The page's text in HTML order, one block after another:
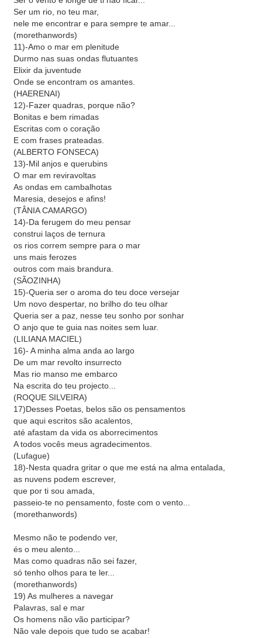
Ser um rio, no teu mar,
nele me encontrar e para sempre te amar...
(morethanwords)
11)-Amo o mar em plenitude
Durmo nas suas ondas flutuantes
Elixir da juventude
Onde se encontram os amantes.
(HAERENAI)
12)-Fazer quadras, porque não?
Bonitas e bem rimadas
Escritas com o coração
E com frases prateadas.
(ALBERTO FONSECA)
13)-Mil anjos e querubins
O mar em reviravoltas
As ondas em cambalhotas
Maresia, desejos e afins!
(TÂNIA CAMARGO)
14)-Da ferugem do meu pensar
construi laços de ternura
os rios correm sempre para o mar
uns mais ferozes
outros com mais brandura.
(SÃOZINHA)
15)-Queria ser o aroma do teu doce versejar
Um novo despertar, no brilho do teu olhar
Queria ser a paz, nesse teu sonho por sonhar
O anjo que te guia nas noites sem luar.
(LILIANA MACIEL)
16)- A minha alma anda ao largo
De um mar revolto insurrecto
Mas rio manso me embarco
Na escrita do teu projecto...
(ROQUE SILVEIRA)
17)Desses Poetas, belos são os pensamentos
que aqui escritos são acalentos,
até afastam da vida os aborrecimentos
A todos vocês meus agradecimentos.
(Lufague)
18)-Nesta quadra gritar o que me está na alma entalada,
as nuvens podem escrever,
que por ti sou amada,
passeio-te no pensamento, foste com o vento...
(morethanwords)
Mesmo não te podendo ver,
és o meu alento...
Mas como quadras não sei fazer,
só tenho olhos para te ler...
(morethanwords)
19) As mulheres a navegar
Palavras, sal e mar
Os homens não vão participar?
Não vale depois que tudo se acabar!